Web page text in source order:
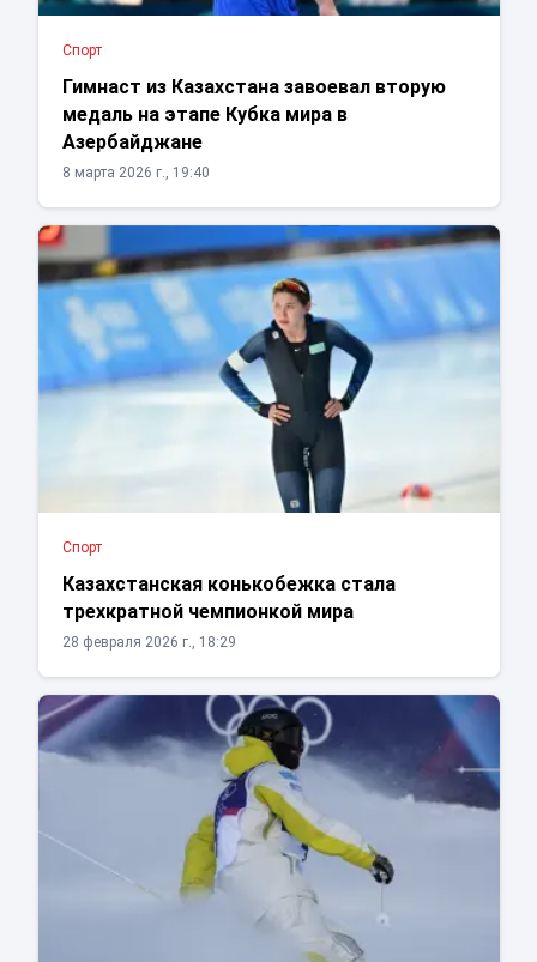
Спорт
Гимнаст из Казахстана завоевал вторую
медаль на этапе Кубка мира в
Азербайджане
8 марта 2026 г., 19:40
Спорт
Казахстанская конькобежка стала
трехкратной чемпионкой мира
28 февраля 2026 г., 18:29